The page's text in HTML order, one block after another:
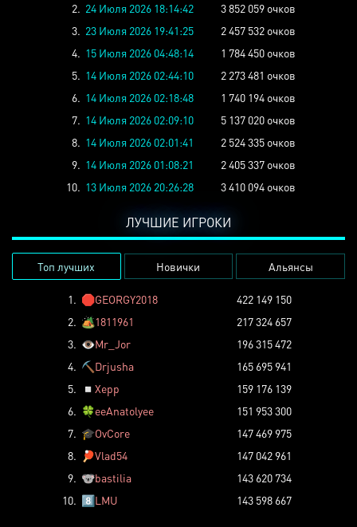
2. 24 Июля 2026 18:14:42
3 852 059 очков
3. 23 Июля 2026 19:41:25
2 457 532 очков
4. 15 Июля 2026 04:48:14
1 784 450 очков
5. 14 Июля 2026 02:44:10
2 273 481 очков
6. 14 Июля 2026 02:18:48
1 740 194 очков
7. 14 Июля 2026 02:09:10
5 137 020 очков
8. 14 Июля 2026 02:01:41
2 524 335 очков
9. 14 Июля 2026 01:08:21
2 405 337 очков
10. 13 Июля 2026 20:26:28 3 410 094 очков
ЛУЧШИЕ ИГРОКИ
Топ лучших Новички Альянсы
1. 🛑GEORGY2018
422 149 150
2. 🏕️1811961
217 324 657
3. 👁️Mr_Jor
196 315 472
4. ⛏️ Drjusha
165 695 941
5.
◽ Xepp
159 176 139
6. 🍀eeAnatolyee
151 953 300
7. 🎓OvCore
147 469 975
8.
🏓Vlad54
147 042 961
9. 🐨bastilia
143 620 734
10. 8️⃣LMU 143 598 667